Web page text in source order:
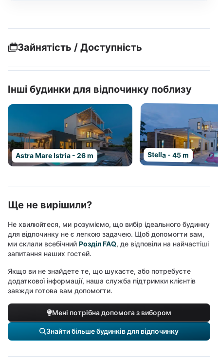
Зайнятість / Доступність
Інші будинки для відпочинку поблизу
Astra Mare Istria - 26 m Stella - 45 m
Ще не вирішили?
Не хвилюйтеся, ми розуміємо, що вибір ідеального будинку
для відпочинку не є легкою задачею. Щоб допомогти вам,
ми склали всебічний Розділ FAQ, де відповіли на найчастіші
запитання наших гостей.
Якщо ви не знайдете те, що шукаєте, або потребуєте
додаткової інформації, наша служба підтримки клієнтів
завжди готова вам допомогти.
Мені потрібна допомога з вибором
Знайти більше будинків для відпочинку